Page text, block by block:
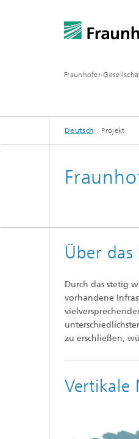
Fraunhofer-
Deutsch Projekt
Über das
Durch das stetig
vorhandene
zu erschließen,
Vertikale